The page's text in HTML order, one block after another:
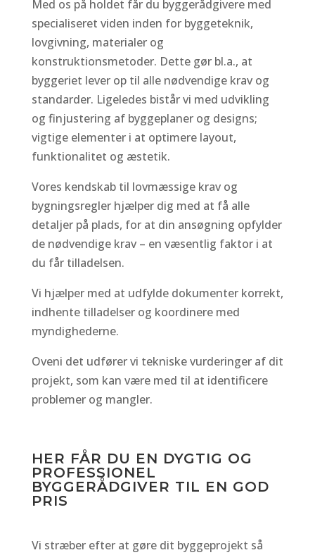
Med os på holdet får du byggerådgivere med
specialiseret viden inden for byggeteknik,
lovgivning, materialer og
konstruktionsmetoder. Dette gør bl.a., at
byggeriet lever op til alle nødvendige krav og
standarder. Ligeledes bistår vi med udvikling
og finjustering af byggeplaner og designs;
vigtige elementer i at optimere layout,
funktionalitet og æstetik.
Vores kendskab til lovmæssige krav og
bygningsregler hjælper dig med at få alle
detaljer på plads, for at din ansøgning opfylder
de nødvendige krav – en væsentlig faktor i at
du får tilladelsen.
Vi hjælper med at udfylde dokumenter korrekt,
indhente tilladelser og koordinere med
myndighederne.
Oveni det udfører vi tekniske vurderinger af dit
projekt, som kan være med til at identificere
problemer og mangler.
HER FÅR DU EN DYGTIG OG
PROFESSIONEL
BYGGERÅDGIVER TIL EN GOD
PRIS
Vi stræber efter at gøre dit byggeprojekt så